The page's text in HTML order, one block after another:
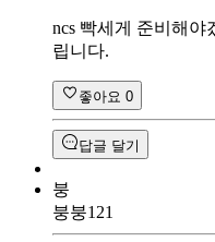
ncs 빡세게 준비해
립니다.
좋아요 0
답글 달기
붕
붕붕121